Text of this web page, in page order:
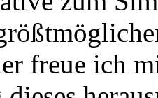
freue ich